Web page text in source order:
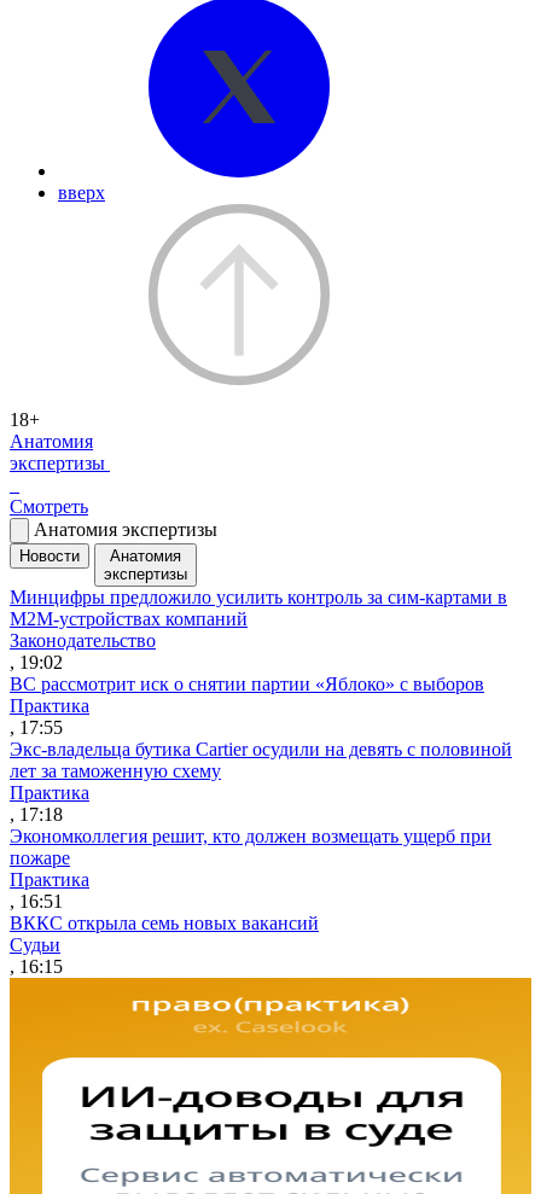
вверх
18+
Анатомия
экспертизы
Смотреть
Анатомия экспертизы
Новости
Анатомия
экспертизы
Минцифры предложило усилить контроль за сим-картами в
M2M-устройствах компаний
Законодательство
, 19:02
ВС рассмотрит иск о снятии партии «Яблоко» с выборов
Практика
, 17:55
Экс-владельца бутика Cartier осудили на девять с половиной
лет за таможенную схему
Практика
, 17:18
Экономколлегия решит, кто должен возмещать ущерб при
пожаре
Практика
, 16:51
ВККС открыла семь новых вакансий
Судьи
, 16:15